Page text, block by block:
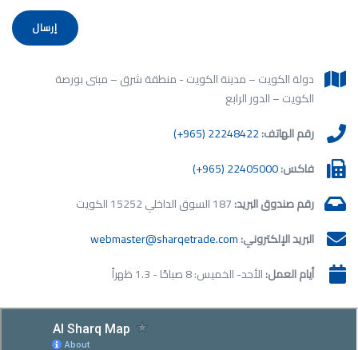
إرسال
دولة الكويت – مدينة الكويت - منطقة شرق – مبنى بورصة
الكويت – الدور الرابع
رقم الهاتف:(+965) 22248422
فاكس:(+965) 22405000
رقم صندوق البريد:
البريد الإلكتروني:webmaster@sharqetrade.com
أيام العمل:الأحد- الخميس: 8 صباحًا - 1.3 ظهراً